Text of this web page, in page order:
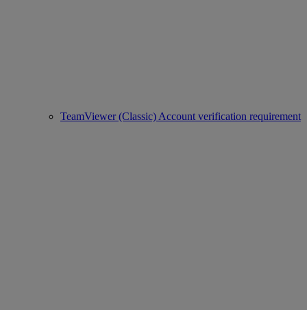
TeamViewer (Classic) Account verification requirement